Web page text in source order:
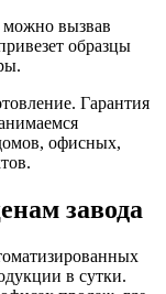
можно вызвав
образцы
Гарантия
офисных,
завода
в сутки.